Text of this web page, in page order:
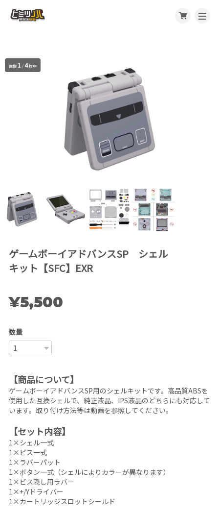
画像 1 / 4枚中
ゲームボーイアドバンスSP シェル
キット【SFC】EXR
¥5,500
数量
【商品について】
ゲームボーイアドバンスSP用のシェルキットです。高品質ABSを
使用した互換シェルで、純正液晶、IPS液晶のどちらにも対応して
います。取り付け方法等は動画を参照してください。
【セット内容】
1×シェル一式
1×ビス一式
1×ラバーパット
1×ボタン一式（シェルによりカラーが異なります）
1×ビス隠し用ラバー
1×+/Yドライバー
1×カートリッジスロットシールド